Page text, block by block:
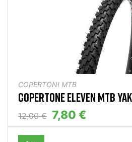
COPERTONI MTB
COPERTONE ELEVEN MTB
12,00 € 7,80 €